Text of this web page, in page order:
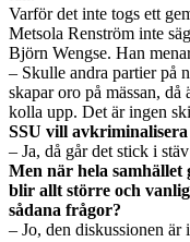
Varför det inte togs ett
Metsola Renström inte
Björn Wengse. Han
– Skulle andra partier på
skapar oro på mässan,
kolla upp. Det är ingen
SSU vill
– Ja, då går det stick i
Men när hela
blir allt större och
sådana frågor?
– Jo, den diskussionen är